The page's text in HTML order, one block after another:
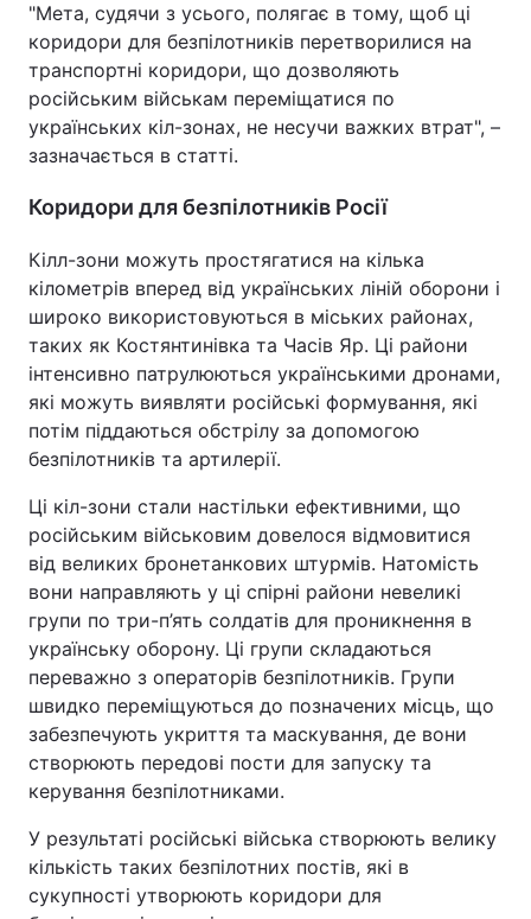
"Мета, судячи з усього, полягає в тому, щоб ці
коридори для безпілотників перетворилися на
транспортні коридори, що дозволяють
російським військам переміщатися по
українських кіл-зонах, не несучи важких втрат", –
зазначається в статті.
Коридори для безпілотників Росії
Кілл-зони можуть простягатися на кілька
кілометрів вперед від українських ліній оборони і
широко використовуються в міських районах,
таких як Костянтинівка та Часів Яр. Ці райони
інтенсивно патрулюються українськими дронами,
які можуть виявляти російські формування, які
потім піддаються обстрілу за допомогою
безпілотників та артилерії.
Ці кіл-зони стали настільки ефективними, що
російським військовим довелося відмовитися
від великих бронетанкових штурмів. Натомість
вони направляють у ці спірні райони невеликі
групи по три-п’ять солдатів для проникнення в
українську оборону. Ці групи складаються
переважно з операторів безпілотників. Групи
швидко переміщуються до позначених місць, що
забезпечують укриття та маскування, де вони
створюють передові пости для запуску та
керування безпілотниками.
У результаті російські війська створюють велику
кількість таких безпілотних постів, які в
сукупності утворюють коридори для